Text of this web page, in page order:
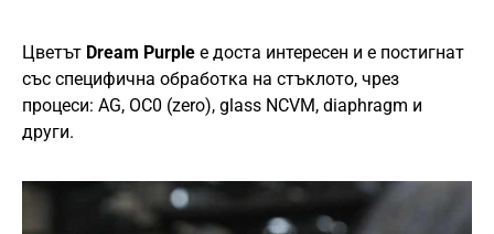
Цветът Dream Purple е доста интересен и е постигнат
със специфична обработка на стъклото, чрез
процеси: AG, OC0 (zero), glass NCVM, diaphragm и
други.